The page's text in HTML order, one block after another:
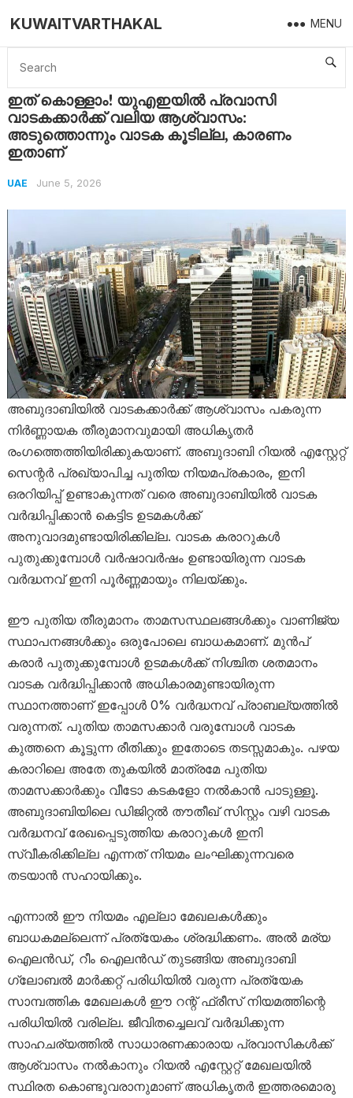
KUWAITVARTHAKAL MENU
Home UAE ഇത് കൊള്ളാം! യുഎഇയിൽ പ്രവാസി വാടകക്കാർക്ക് വലിയ ആശ്വാസം: അടുത്തൊന്നും വാടക കൂടില്ല, കാരണം ഇതാണ്
ഇത് കൊള്ളാം! യുഎഇയിൽ പ്രവാസി
വാടകക്കാർക്ക് വലിയ ആശ്വാസം:
അടുത്തൊന്നും വാടക കൂടില്ല, കാരണം
ഇതാണ്
UAE June 5, 2026
അബുദാബിയിൽ വാടകക്കാർക്ക് ആശ്വാസം പകരുന്ന
നിർണ്ണായക തീരുമാനവുമായി അധികൃതർ
രംഗത്തെത്തിയിരിക്കുകയാണ്. അബുദാബി റിയൽ എസ്റ്റേറ്റ്
സെന്റർ പ്രഖ്യാപിച്ച പുതിയ നിയമപ്രകാരം, ഇനി
ഒരറിയിപ്പ് ഉണ്ടാകുന്നത് വരെ അബുദാബിയിൽ വാടക
വർദ്ധിപ്പിക്കാൻ കെട്ടിട ഉടമകൾക്ക്
അനുവാദമുണ്ടായിരിക്കില്ല. വാടക കരാറുകൾ
പുതുക്കുമ്പോൾ വർഷാവർഷം ഉണ്ടായിരുന്ന വാടക
വർദ്ധനവ് ഇനി പൂർണ്ണമായും നിലയ്ക്കും.
ഈ പുതിയ തീരുമാനം താമസസ്ഥലങ്ങൾക്കും വാണിജ്യ
സ്ഥാപനങ്ങൾക്കും ഒരുപോലെ ബാധകമാണ്. മുൻപ്
കരാർ പുതുക്കുമ്പോൾ ഉടമകൾക്ക് നിശ്ചിത ശതമാനം
വാടക വർദ്ധിപ്പിക്കാൻ അധികാരമുണ്ടായിരുന്ന
സ്ഥാനത്താണ് ഇപ്പോൾ 0% വർദ്ധനവ് പ്രാബല്യത്തിൽ
വരുന്നത്. പുതിയ താമസക്കാർ വരുമ്പോൾ വാടക
കുത്തനെ കൂട്ടുന്ന രീതിക്കും ഇതോടെ തടസ്സമാകും. പഴയ
കരാറിലെ അതേ തുകയിൽ മാത്രമേ പുതിയ
താമസക്കാർക്കും വീടോ കടകളോ നൽകാൻ പാടുള്ളൂ.
അബുദാബിയിലെ ഡിജിറ്റൽ തൗതീഖ് സിസ്റ്റം വഴി വാടക
വർദ്ധനവ് രേഖപ്പെടുത്തിയ കരാറുകൾ ഇനി
സ്വീകരിക്കില്ല എന്നത് നിയമം ലംഘിക്കുന്നവരെ
തടയാൻ സഹായിക്കും.
എന്നാൽ ഈ നിയമം എല്ലാ മേഖലകൾക്കും
ബാധകമല്ലെന്ന് പ്രത്യേകം ശ്രദ്ധിക്കണം. അൽ മര്യ
ഐലൻഡ്, റീം ഐലൻഡ് തുടങ്ങിയ അബുദാബി
ഗ്ലോബൽ മാർക്കറ്റ് പരിധിയിൽ വരുന്ന പ്രത്യേക
സാമ്പത്തിക മേഖലകൾ ഈ റന്റ് ഫ്രീസ് നിയമത്തിന്റെ
പരിധിയിൽ വരില്ല. ജീവിതച്ചെലവ് വർദ്ധിക്കുന്ന
സാഹചര്യത്തിൽ സാധാരണക്കാരായ പ്രവാസികൾക്ക്
ആശ്വാസം നൽകാനും റിയൽ എസ്റ്റേറ്റ് മേഖലയിൽ
സ്ഥിരത കൊണ്ടുവരാനുമാണ് അധികൃതർ ഇത്തരമൊരു